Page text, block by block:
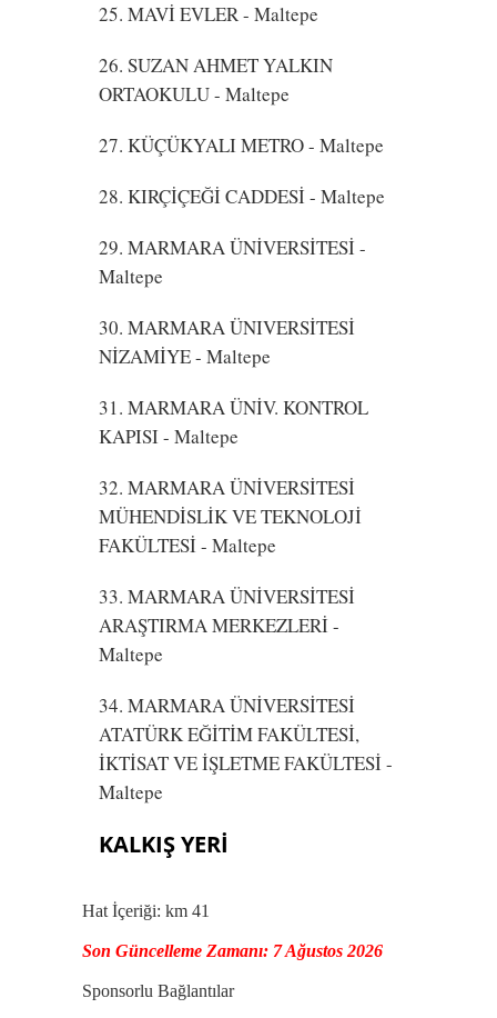
25. MAVİ EVLER- Maltepe
26. SUZAN AHMET YALKIN
ORTAOKULU- Maltepe
27. KÜÇÜKYALI METRO- Maltepe
28. KIRÇİÇEĞİ CADDESİ- Maltepe
29. MARMARA ÜNİVERSİTESİ-
Maltepe
30. MARMARA ÜNIVERSİTESİ
NİZAMİYE- Maltepe
31. MARMARA ÜNİV. KONTROL
KAPISI- Maltepe
32. MARMARA ÜNİVERSİTESİ
MÜHENDİSLİK VE TEKNOLOJİ
FAKÜLTESİ- Maltepe
33. MARMARA ÜNİVERSİTESİ
ARAŞTIRMA MERKEZLERİ-
Maltepe
34. MARMARA ÜNİVERSİTESİ
ATATÜRK EĞİTİM FAKÜLTESİ,
İKTİSAT VE İŞLETME FAKÜLTESİ-
Maltepe
KALKIŞ YERİ
Hat İçeriği: km 41
Son Güncelleme Zamanı: 7 Ağustos 2026
Sponsorlu Bağlantılar